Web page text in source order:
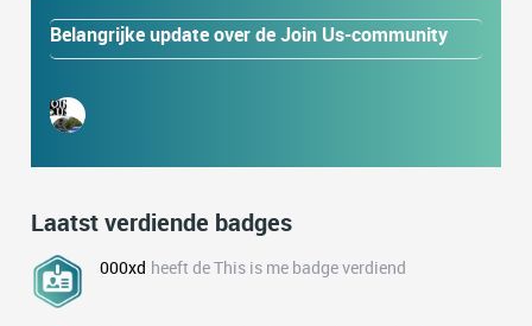
Belangrijke update over de Join Us-community
Laatst verdiende badges
000xd heeft de This is me badge verdiend